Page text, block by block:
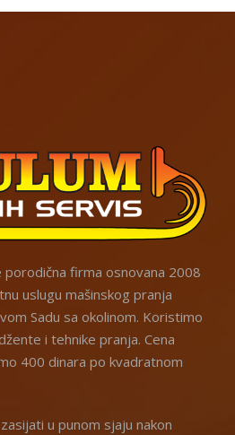
porodična firma osnovana 2008
uslugu mašinskog pranja
Sadu sa okolinom. Koristimo
i tehnike pranja. Cena
400 dinara po kvadratnom
u punom sjaju nakon